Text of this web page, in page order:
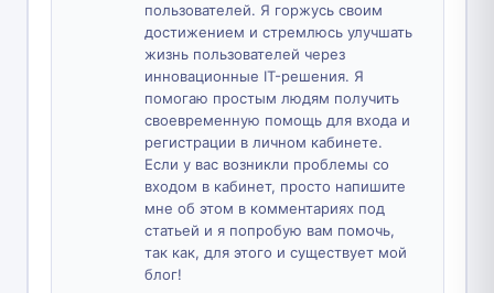
пользователей. Я горжусь своим
достижением и стремлюсь улучшать
жизнь пользователей через
инновационные IT-решения. Я
помогаю простым людям получить
своевременную помощь для входа и
регистрации в личном кабинете.
Если у вас возникли проблемы со
входом в кабинет, просто напишите
мне об этом в комментариях под
статьей и я попробую вам помочь,
так как, для этого и существует мой
блог!